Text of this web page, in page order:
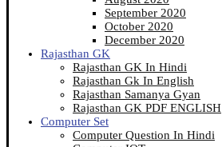
September 2020
October 2020
December 2020
Rajasthan GK
Rajasthan GK In Hindi
Rajasthan Gk In English
Rajasthan Samanya Gyan
Rajasthan GK PDF ENGLISH
Computer Set
Computer Question In Hindi